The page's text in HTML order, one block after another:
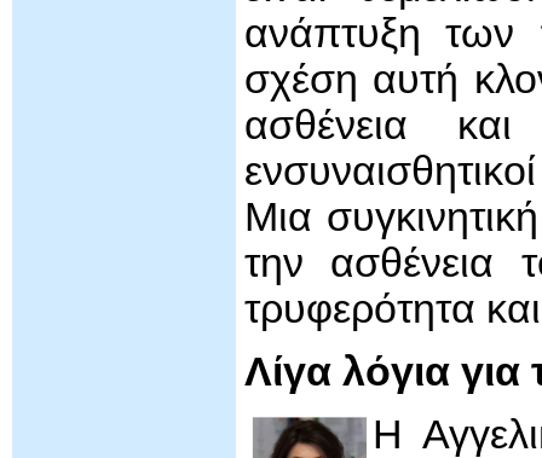
ανάπτυξη των
σχέση αυτή
ασθένεια
Μια
την ασθένεια
τρυφερότητα
Λίγα λόγια
Η